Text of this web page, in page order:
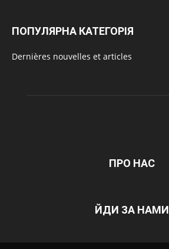
ПОПУЛЯРНА КАТЕГОРІЯ
Dernières nouvelles et articles
ПРО НАС
ЙДИ ЗА НАМИ